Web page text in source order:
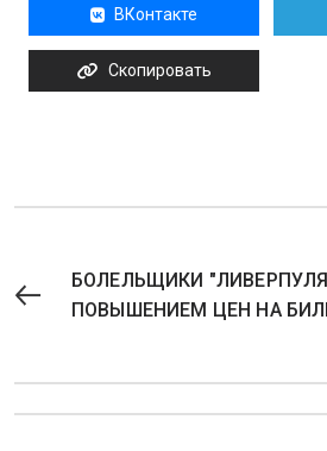
ВКонтакте
Скопировать
БОЛЕЛЬЩИКИ
ПОВЫШЕНИЕМ ЦЕН НА